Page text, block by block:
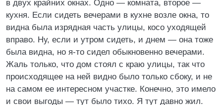
в двух крайних окнах. Одно — комната, второе —
кухня. Если сидеть вечерами в кухне возле окна, то
видна была изрядная часть улицы, косо уходящей
вправо. Ну, если и утром сидеть, и днем — она тоже
была видна, но я-то сидел обыкновенно вечерами.
Жаль только, что дом стоял с краю улицы, так что
происходящее на ней видно было только сбоку, и не
на самом ее интересном участке. Конечно, это имело
и свои выгоды — тут было тихо. Я тут давно жил.